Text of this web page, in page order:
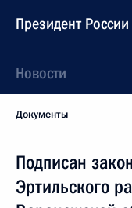
Президент России
Новости
Документы
Подписан
Эртильского